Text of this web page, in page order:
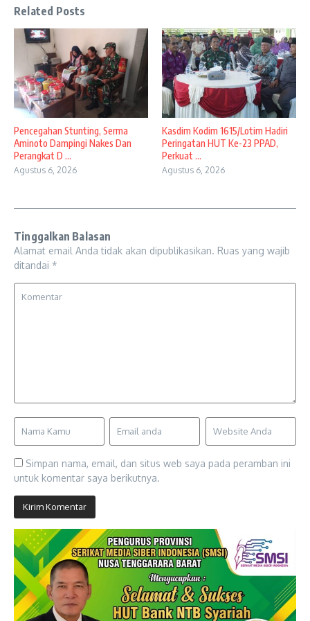
Related Posts
Pencegahan Stunting, Serma
Aminoto Dampingi Nakes Dan
Perangkat D ...
Agustus 6, 2026
Kasdim Kodim 1615/Lotim Hadiri
Peringatan HUT Ke-23 PPAD,
Perkuat ...
Agustus 6, 2026
Tinggalkan Balasan
Alamat email Anda tidak akan dipublikasikan. Ruas yang wajib
ditandai *
Simpan nama, email, dan situs web saya pada peramban ini
untuk komentar saya berikutnya.